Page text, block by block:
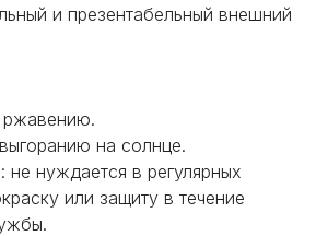
и презентабельный внешний
ржавению.
на солнце.
не нуждается в регулярных
или защиту в течение